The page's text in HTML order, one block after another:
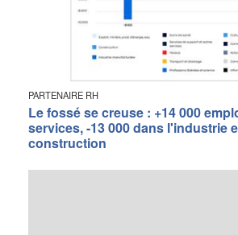
PARTENAIRE RH
Le fossé se creuse : +14 000
services, -13 000 dans l'industrie
construction